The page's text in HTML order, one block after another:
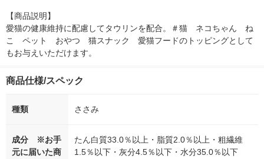
【商品説明】
愛猫の健康維持に配慮してタウリンを配合。＃猫　ネコちゃん　ね
こ　ペット　おやつ　猫スナック　愛猫フードのトッピングとして
もお与えいただけます。
商品仕様/スペック
種類 ささみ
成分 ※お手
元に届いた商
たん白質33.0％以上・脂質2.0％以上・粗繊維
1.5％以下・灰分4.5％以下・水分35.0％以下